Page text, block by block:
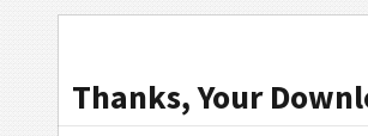
Thanks, Your